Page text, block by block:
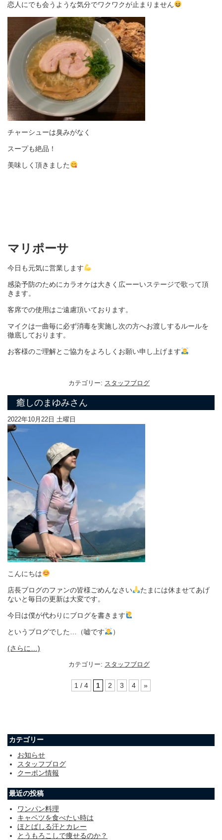
恋人にでも会うような気分でワクワクが止まりません
チャーシューは臭みがなく
スープも絶品！
美味しく頂きました
マリポーサ
今日も元気に営業します
感染予防のためにカラオケは大きく広ーーいステージで歌って頂
きます。
客席での使用はご遠慮頂いております。
マイクは一曲毎に必ず消毒を実施し次の方へお渡しするルールを
徹底しております。
お客様のご理解とご協力をよろしくお願い申し上げます
カテゴリー: スタッフブログ
癒しのまゆみさん
2022年10月22日 土曜日
こんにちは
店長ブログのファンの皆様ごめんなさい
たまには休ませてあげ
ないと毎日の更新は大変です。
今日は僕が代わりにブログを書きます
というブログでした （嘘です ）
(さらに…)
カテゴリー: スタッフブログ
1 / 4 1 2 3 4 »
カテゴリー
お知らせ
スタッフブログ
クーポン情報
最近の投稿
ワンパン料理
キャベツを食べたい時は
ほとばしる汗とカレー
とうもろこしで痩せるのか？